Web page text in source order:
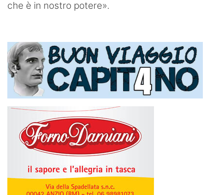
che è in nostro potere».